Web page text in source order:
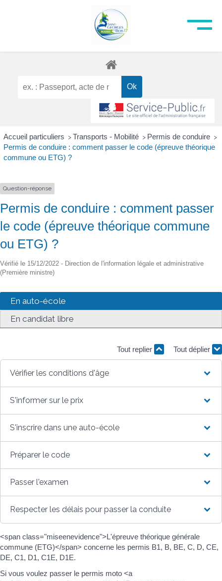
Accueil particuliers > Transports - Mobilité > Permis de conduire >
Permis de conduire : comment passer le code (épreuve théorique
commune ou ETG) ?
Question-réponse
Permis de conduire : comment passer
le code (épreuve théorique commune
ou ETG) ?
Vérifié le 15/12/2022 - Direction de l'information légale et administrative
(Première ministre)
En auto-école
En candidat libre
Tout replier Tout déplier
Vérifier les conditions d'âge
S'informer sur le prix
S'inscrire dans une auto-école
Préparer le code
Passer l'examen
Respecter les délais pour passer la conduite
<span class="miseenevidence">L'épreuve théorique générale
commune (ETG)</span> concerne les permis B1, B, BE, C, D, CE,
DE, C1, D1, C1E, D1E.
Si vous voulez passer le permis moto <a